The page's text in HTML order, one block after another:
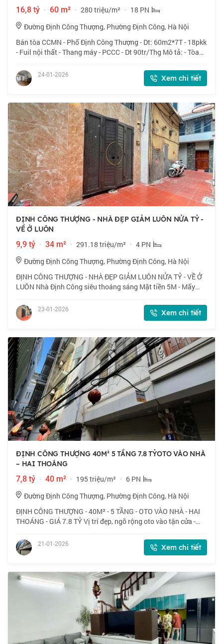
16,8 tỷ · 60 m² · 280 triệu/m² · 18 PN
Đường Định Công Thượng, Phường Định Công, Hà Nội
Bán tòa CCMN - Phố Định Công Thượng - Dt: 60m2*7T - 18pkk
- Fuil nội thất - Thang máy - PCCC - Dt 90tr/Thg Mô tả: - Tòa
Vũ Tông Phan, Nguyễn X
24-01-2026 Xem chi tiết
ĐỊNH CÔNG THƯỢNG - NHÀ ĐẸP GIẢM LUÔN NỬA TỶ -
VỀ Ở LUÔN
9,9 tỷ · 34 m² · 291.18 triệu/m² · 4 PN
Đường Định Công Thượng, Phường Định Công, Hà Nội
ĐỊNH CÔNG THƯỢNG - NHÀ ĐẸP GIẢM LUÔN NỬA TỶ - VỀ Ở
LUÔN Nhà Định Công siêu thoáng sáng Mặt tiền 5M - Mấy
Chủ nhà mới nghiến răng cắt máu - Tài
23-01-2026 Xem chi tiết
ĐỊNH CÔNG THƯỢNG 40M² 5 TẦNG 7.8 TỶOTO VÀO NHÀ
– HAI THOÁNG
7,8 tỷ · 40 m² · 195 triệu/m² · 6 PN
Đường Định Công Thượng, Phường Định Công, Hà Nội
ĐỊNH CÔNG THƯỢNG - 40M² - 5 TẦNG - OTO VÀO NHÀ - HAI
THOÁNG - GIÁ 7.8 TỶ Vị trí đẹp, ngõ rộng oto vào tận cửa -
bán kính 500m. Nhà mới đẹp,
21-01-2026 Xem chi tiết